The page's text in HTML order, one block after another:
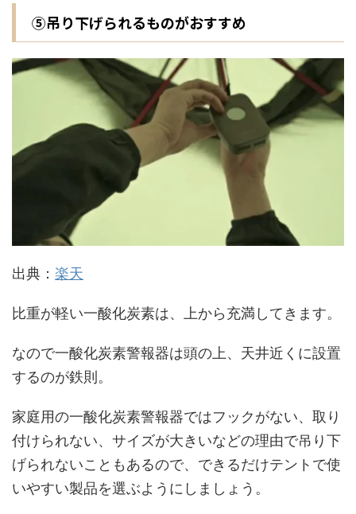
⑤吊り下げられるものがおすすめ
出典： 楽天
比重が軽い一酸化炭素は、上から充満してきます。
なので一酸化炭素警報器は頭の上、天井近くに設置
するのが鉄則。
家庭用の一酸化炭素警報器ではフックがない、取り
付けられない、サイズが大きいなどの理由で吊り下
げられないこともあるので、できるだけテントで使
いやすい製品を選ぶようにしましょう。